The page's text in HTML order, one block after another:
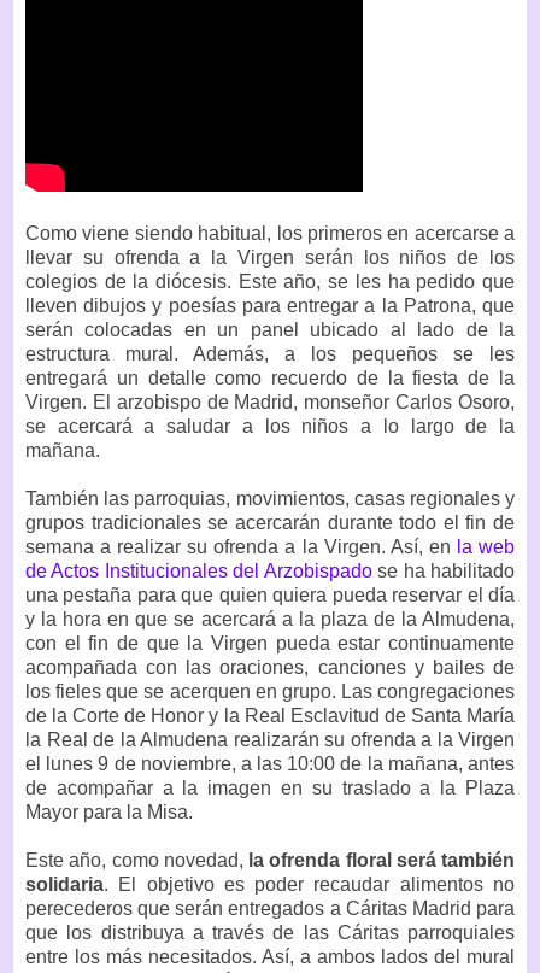
Como viene siendo habitual, los primeros en acercarse a
llevar su ofrenda a la Virgen serán los niños de los
colegios de la diócesis. Este año, se les ha pedido que
lleven dibujos y poesías para entregar a la Patrona, que
serán colocadas en un panel ubicado al lado de la
estructura mural. Además, a los pequeños se les
entregará un detalle como recuerdo de la fiesta de la
Virgen. El arzobispo de Madrid, monseñor Carlos Osoro,
se acercará a saludar a los niños a lo largo de la
mañana.
También las parroquias, movimientos, casas regionales y
grupos tradicionales se acercarán durante todo el fin de
semana a realizar su ofrenda a la Virgen. Así, en la web
de Actos Institucionales del Arzobispadose ha habilitado
una pestaña para que quien quiera pueda reservar el día
y la hora en que se acercará a la plaza de la Almudena,
con el fin de que la Virgen pueda estar continuamente
acompañada con las oraciones, canciones y bailes de
los fieles que se acerquen en grupo. Las congregaciones
de la Corte de Honor y la Real Esclavitud de Santa María
la Real de la Almudena realizarán su ofrenda a la Virgen
el lunes 9 de noviembre, a las 10:00 de la mañana, antes
de acompañar a la imagen en su traslado a la Plaza
Mayor para la Misa.
Este año, como novedad, la ofrenda floral será también
solidaria. El objetivo es poder recaudar alimentos no
perecederos que serán entregados a Cáritas Madrid para
que los distribuya a través de las Cáritas parroquiales
entre los más necesitados. Así, a ambos lados del mural